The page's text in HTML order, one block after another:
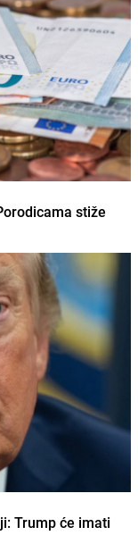
stiže
Trump će imati